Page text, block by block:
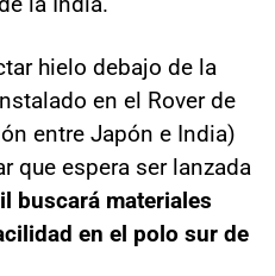
hielo debajo de la
en el Rover de
entre Japón e India)
que espera ser lanzada
buscará materiales
en el polo sur de